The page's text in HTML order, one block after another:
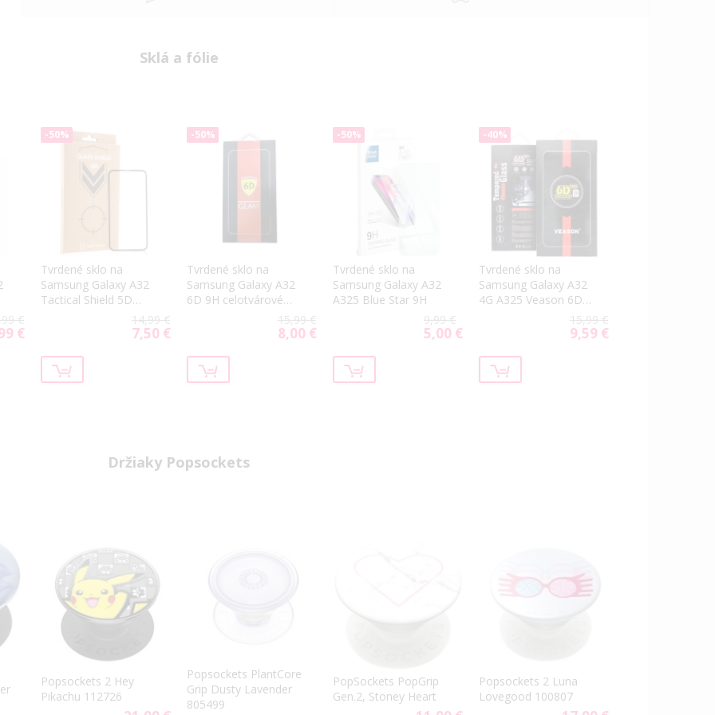
Sklá a fólie
€
€
-50%
Tvrdené sklo na
Samsung Galaxy A32
Tactical Shield 5D
14,99 €
Special
7,50 €
-50%
Tvrdené sklo na
Samsung Galaxy A32
6D 9H celotvárové
15,99 €
Special
8,00 €
-50%
Tvrdené sklo na
Samsung Galaxy A32
A325 Blue Star 9H
9,99 €
Special
5,00 €
-40%
Tvrdené sklo na
Samsung Galaxy A32
4G A325 Veason 6D
Pro celotvárové čierne
15,99 €
Special
9,59 €
Držiaky Popsockets
Popsockets 2 Hey
Pikachu 112726
Popsockets PlantCore
Grip Dusty Lavender
805499
PopSockets PopGrip
Gen.2, Stoney Heart
Popsockets 2 Luna
Lovegood 100807